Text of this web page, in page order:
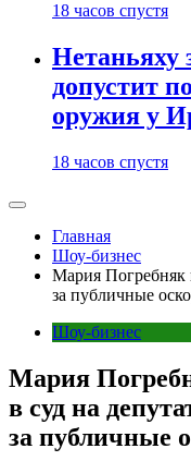
18 часов спустя
Нетаньяху
допустит
оружия у
18 часов спустя
Главная
Шоу-бизнес
Мария Погребняк
за публичные
Шоу-бизнес
Мария
в суд на
за публичные